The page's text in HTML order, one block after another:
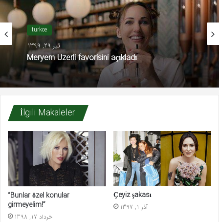
turkce
تیر 29, 1399
Meryem Uzerli favorisini açıkladı
İlgili Makaleler
“Bunlar özel konular
girmeyelim!”
خرداد 17, 1398
Çeyiz şakası
آذر 1, 1397